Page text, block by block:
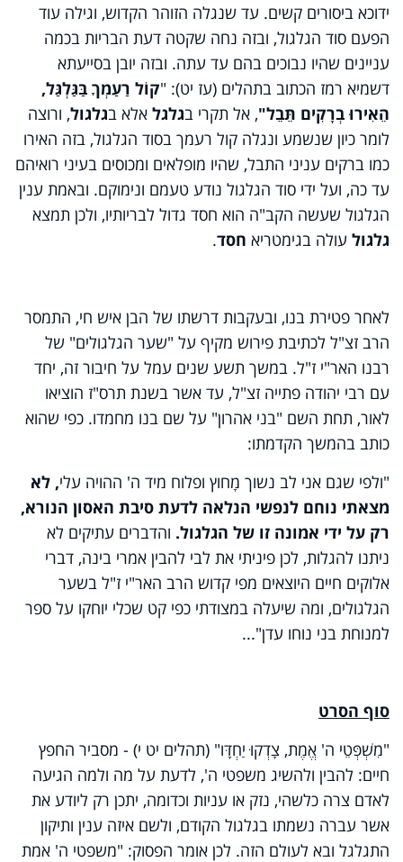
ידוכא ביסורים קשים. עד שנגלה הזוהר הקדוש, וגילה עוד
הפעם סוד הגלגול, ובזה נחה שקטה דעת הבריות בכמה
עניינים שהיו נבוכים בהם עד עתה. ובזה יובן בסייעתא
דשמיא רמז הכתוב בתהלים (עז יט): "קוֹל רַעַמְךָ בַּגַּלְגַּל,
הֵאִירוּ בְרָקִים תֵּבֵל", אל תקרי בגלגל אלא בגלגול, ורוצה
לומר כיון שנשמע ונגלה קול רעמך בסוד הגלגול, בזה האירו
כמו ברקים עניני התבל, שהיו מופלאים ומכוסים בעיני רואיהם
עד כה, ועל ידי סוד הגלגול נודע טעמם ונימוקם. ובאמת ענין
הגלגול שעשה הקב"ה הוא חסד גדול לבריותיו, ולכן תמצא
גלגול עולה בגימטריא חסד.
לאחר פטירת בנו, ובעקבות דרשתו של הבן איש חי, התמסר
הרב זצ"ל לכתיבת פירוש מקיף על "שער הגלגולים" של
רבנו האר"י ז"ל. במשך תשע שנים עמל על חיבור זה, יחד
עם רבי יהודה פתייה זצ"ל, עד אשר בשנת תרס"ז הוציאו
לאור, תחת השם "בני אהרון" על שם בנו מחמדו. כפי שהוא
כותב בהמשך הקדמתו:
"ולפי שגם אני לב נשוך מָחוץ ופלוח מיד ה' ההויה עלי, לא
מצאתי נוחם לנפשי הנלאה לדעת סיבת האסון הנורא,
רק על ידי אמונה זו של הגלגול. והדברים עתיקים לא
ניתנו להגלות, לכן פיניתי את לבי להבין אמרי בינה, דברי
אלוקים חיים היוצאים מפי קדוש הרב האר"י ז"ל בשער
הגלגולים, ומה שיעלה במצודתי כפי קט שכלי יוחקו על ספר
למנוחת בני נוחו עדן"...
סוף הסרט
"מִשְׁפְּטֵי ה' אֱמֶת, צָדְקוּ יַחְדָּו" (תהלים יט י) - מסביר החפץ
חיים: להבין ולהשיג משפטי ה', לדעת על מה ולמה הגיעה
לאדם צרה כלשהי, נזק או עניות וכדומה, יתכן רק ליודע את
אשר עברה נשמתו בגלגול הקודם, ולשם איזה ענין ותיקון
התגלגל ובא לעולם הזה. לכן אומר הפסוק: "משפטי ה' אמת